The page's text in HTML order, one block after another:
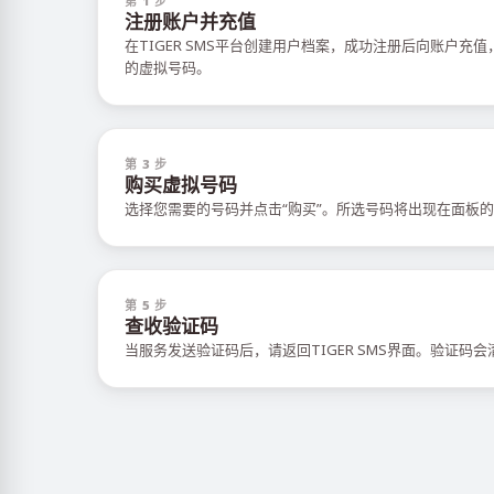
注册账户并充值
在TIGER SMS平台创建用户档案，成功注册后向账户充
的虚拟号码。
第 3 步
购买虚拟号码
选择您需要的号码并点击“购买”。所选号码将出现在面板
第 5 步
查收验证码
当服务发送验证码后，请返回TIGER SMS界面。验证码